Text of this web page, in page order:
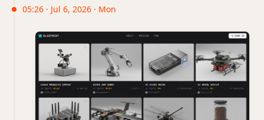
05:26 · Jul 6, 2026 · Mon